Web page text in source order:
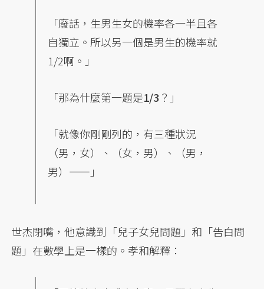
「廢話，生男生女的機率各一半且各
自獨立。所以另一個是男生的機率就
1/2啊。」
「那為什麼第一題是1/3 ？」
「就像你剛剛列的，有三種狀況
（男，女）、（女，男）、（男，
男）——」
世杰閉嘴，他意識到「兒子女兒問題」和「告白問
題」在數學上是一樣的。孝和解釋：